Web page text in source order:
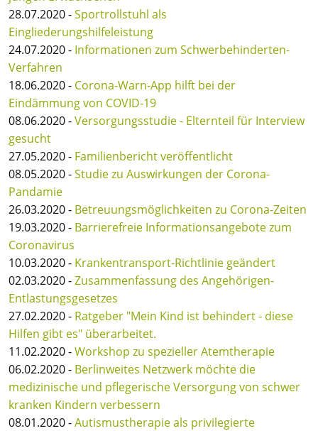
28.07.2020 -Sportrollstuhl als
Eingliederungshilfeleistung
24.07.2020 - Informationen zum Schwerbehinderten-
Verfahren
18.06.2020 - Corona-Warn-App hilft bei der
Eindämmung von COVID-19
08.06.2020 -Versorgungsstudie - Elternteil für Interview
gesucht
27.05.2020 - Familienbericht veröffentlicht
08.05.2020 -Studie zu Auswirkungen der Corona-
Pandamie
26.03.2020 - Betreuungsmöglichkeiten zu Corona-Zeiten
19.03.2020 - Barrierefreie Informationsangebote zum
Coronavirus
10.03.2020 - Krankentransport-Richtlinie geändert
02.03.2020 -Zusammenfassung des Angehörigen-
Entlastungsgesetzes
27.02.2020 - Ratgeber "Mein Kind ist behindert - diese
Hilfen gibt es" überarbeitet.
11.02.2020 -Workshop zu spezieller Atemtherapie
06.02.2020 - Berlinweites Netzwerk möchte die
medizinische und pflegerische Versorgung von schwer
kranken Kindern verbessern
08.01.2020 -Autismustherapie als privilegierte